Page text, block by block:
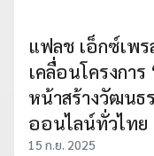
แฟลช เอ็กซ์เพ
เคลื่อนโครงกา
หน้าสร้างวัฒนธ
ออนไลน์ทั่วไทย
15 ก.ย. 2025